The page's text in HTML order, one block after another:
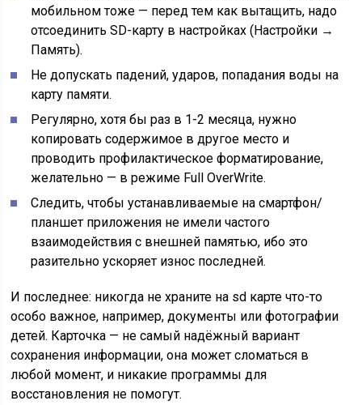
мобильном тоже — перед тем как вытащить, надо
отсоединить SD-карту в настройках (Настройки →
Память).
Не допускать падений, ударов, попадания воды на
карту памяти.
Регулярно, хотя бы раз в 1-2 месяца, нужно
копировать содержимое в другое место и
проводить профилактическое форматирование,
желательно — в режиме Full OverWrite.
Следить, чтобы устанавливаемые на смартфон/
планшет приложения не имели частого
взаимодействия с внешней памятью, ибо это
разительно ускоряет износ последней.
И последнее: никогда не храните на sd карте что-то
особо важное, например, документы или фотографии
детей. Карточка — не самый надёжный вариант
сохранения информации, она может сломаться в
любой момент, и никакие программы для
восстановления не помогут.